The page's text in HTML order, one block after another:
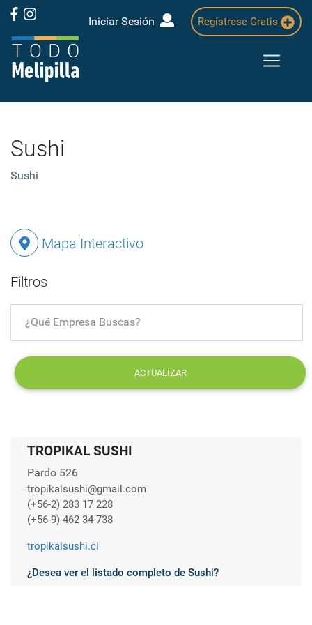
Iniciar Sesión Regístrese Gratis
Sushi
Sushi
Mapa Interactivo
Filtros
ACTUALIZAR
TROPIKAL SUSHI
Pardo 526
tropikalsushi@gmail.com
(+56-2) 283 17 228
(+56-9) 462 34 738
tropikalsushi.cl
¿Desea ver el listado completo de Sushi?